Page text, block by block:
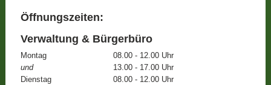
Öffnungszeiten:
Verwaltung & Bürgerbüro
Montag
08.00 - 12.00 Uhr
und
13.00 - 17.00 Uhr
Dienstag
08.00 - 12.00 Uhr